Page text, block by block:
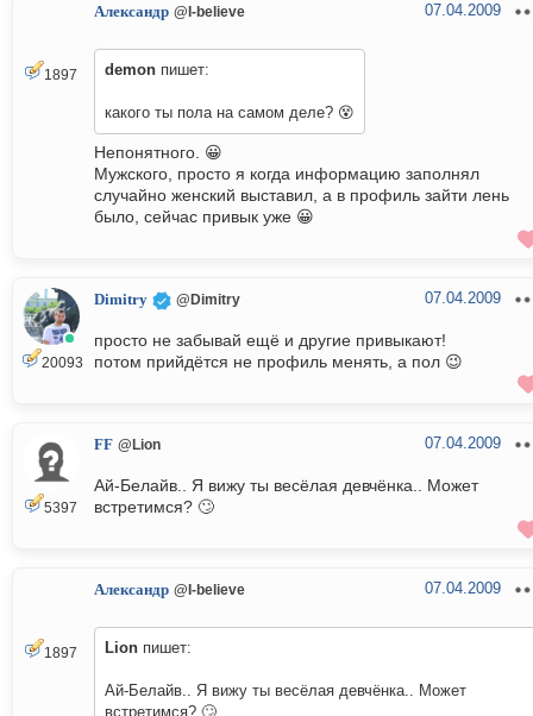
1897
Александр @I-believe 07.04.2009
demon пишет:
какого ты пола на самом деле? 😵
Непонятного. 😀
Мужского, просто я когда информацию заполнял
случайно женский выставил, а в профиль зайти лень
было, сейчас привык уже 😀
20093
Dimitry @Dimitry 07.04.2009
просто не забывай ещё и другие привыкают!
потом прийдётся не профиль менять, а пол 😉
5397
FF @Lion 07.04.2009
Ай-Белайв.. Я вижу ты весёлая девчёнка.. Может
встретимся? 🙄
1897
Александр @I-believe 07.04.2009
Lion пишет:
Ай-Белайв.. Я вижу ты весёлая девчёнка.. Может
встретимся? 🙄